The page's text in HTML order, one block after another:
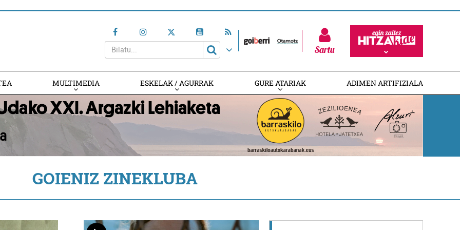
Sartu
MULTIMEDIA ESKELAK / AGURRAK GURE ATARIAK ADIMEN ARTIFIZIALA
GOIENIZ ZINEKLUBA